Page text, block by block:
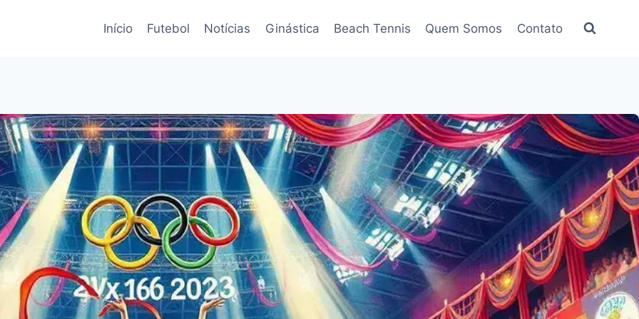
Início Futebol Notícias Ginástica Beach Tennis Quem Somos Contato